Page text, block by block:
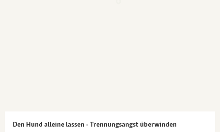
Den Hund alleine lassen - Trennungsangst überwinden